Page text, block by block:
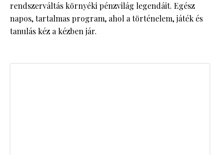
rendszerváltás környéki pénzvilág legendáit. Egész
napos, tartalmas program, ahol a történelem, játék és
tanulás kéz a kézben jár.